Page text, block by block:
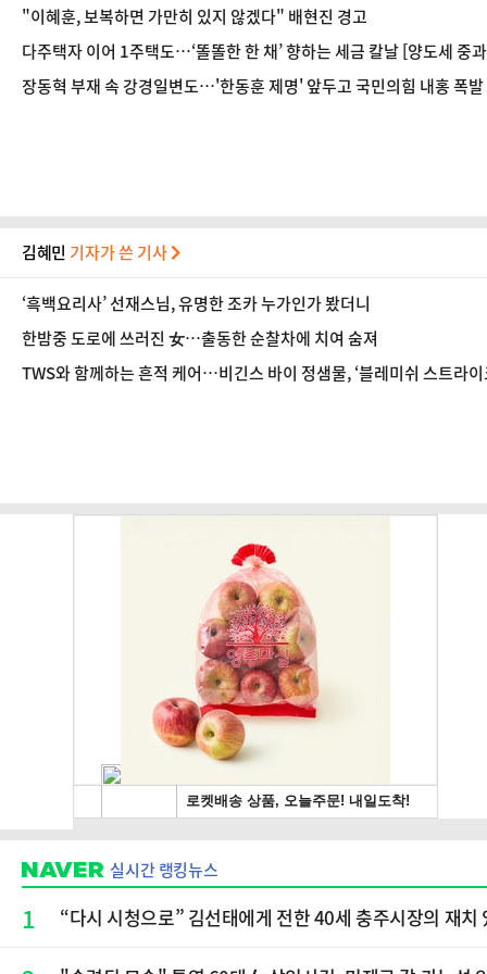
"이혜훈, 보복하면 가만히 있지 않겠다" 배현진 경고
다주택자 이어 1주택도…‘똘똘한 한 채’ 향하는 세금 칼날 [양도세 중
장동혁 부재 속 강경일변도…'한동훈 제명' 앞두고 국민의힘 내홍 폭발
김혜민 기자가 쓴 기사
‘흑백요리사’ 선재스님, 유명한 조카 누가인가 봤더니
한밤중 도로에 쓰러진 女…출동한 순찰차에 치여 숨져
TWS와 함께하는 흔적 케어…비긴스 바이 정샘물, ‘블레미쉬 스트라이
실시간 랭킹뉴스
1 “다시 시청으로” 김선태에게 전한 40세 충주시장의 재